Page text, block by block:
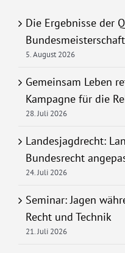
Die Ergebnisse der
Bundesmeisterschaft
5. August 2026
Gemeinsam Leben
Kampagne für die
28. Juli 2026
Landesjagdrecht:
Bundesrecht
24. Juli 2026
Seminar: Jagen
Recht und Technik
21. Juli 2026